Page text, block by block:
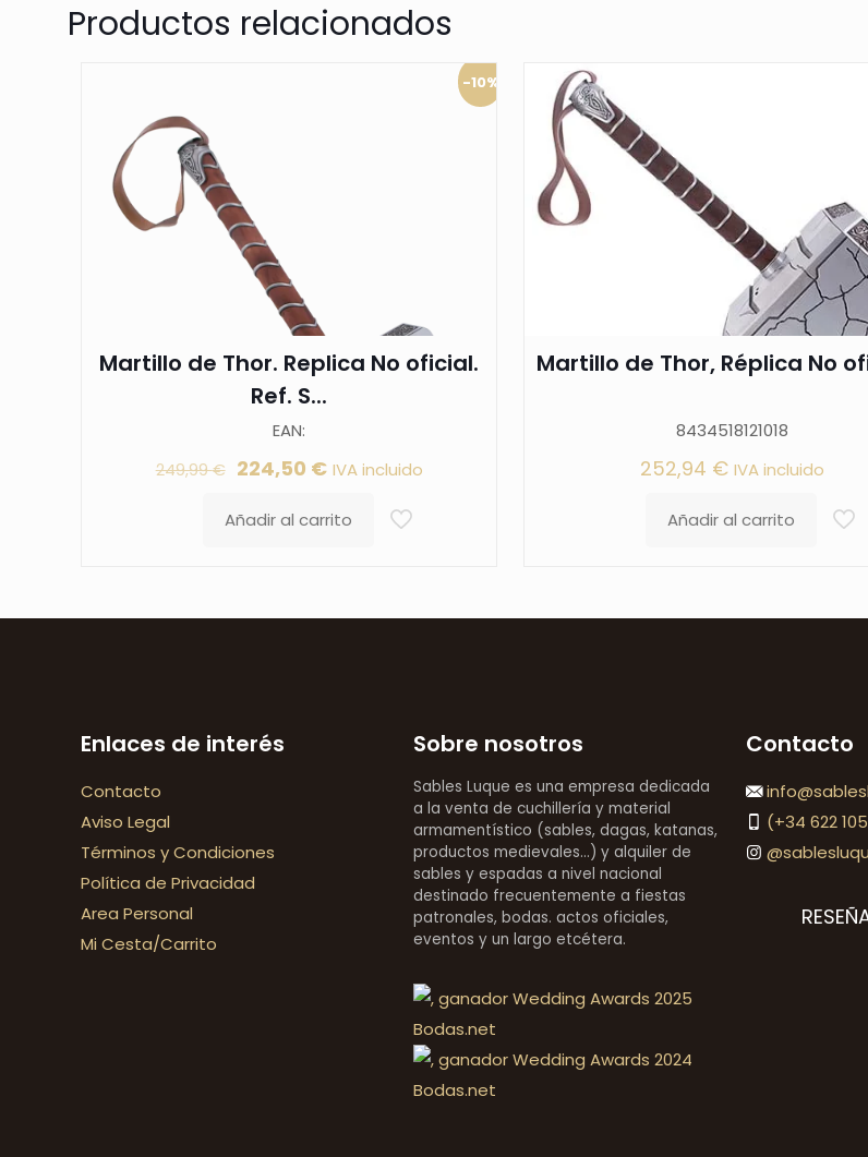
Productos relacionados
-10%
Martillo de Thor. Replica No oficial.
Ref. S...
EAN:
249,99€ El
original
224,50 €El
actual
IVA incluido
Añadir al carrito
Martillo de Thor, Réplica No
8434518121018
252,94 € IVA incluido
Añadir al carrito
Enlaces de interés
Contacto
Aviso Legal
Términos y Condiciones
Política de Privacidad
Area Personal
Mi Cesta/Carrito
Sobre nosotros
Sables Luque es una empresa dedicada
a la venta de cuchillería y material
armamentístico (sables, dagas, katanas,
productos medievales...) y alquiler de
sables y espadas a nivel nacional
destinado frecuentemente a fiestas
patronales, bodas. actos oficiales,
eventos y un largo etcétera.
Contacto
(+34 622